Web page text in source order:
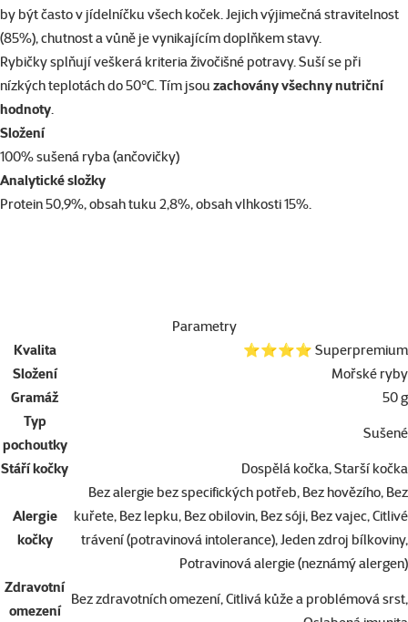
by být často v jídelníčku všech koček. Jejich výjimečná stravitelnost
(85%), chutnost a vůně je vynikajícím doplňkem stavy.
Rybičky splňují veškerá kriteria živočišné potravy. Suší se při
nízkých teplotách do 50°C. Tím jsou zachovány všechny nutriční
hodnoty
Složení
100% sušená ryba (ančovičky)
Analytické složky
Protein 50,9%, obsah tuku 2,8%, obsah vlhkosti 15%.
Parametry
Kvalita
⭐⭐⭐⭐ Superpremium
Složení
Mořské ryby
Gramáž
50 g
Typ
pochoutky
Sušené
Stáří kočky Dospělá kočka, Starší kočka
Alergie
kočky
Bez alergie bez specifických potřeb, Bez hovězího, Bez
kuřete, Bez lepku, Bez obilovin, Bez sóji, Bez vajec, Citlivé
trávení (potravinová intolerance), Jeden zdroj bílkoviny,
Potravinová alergie (neznámý alergen)
Zdravotní
omezení
Bez zdravotních omezení, Citlivá kůže a problémová srst,